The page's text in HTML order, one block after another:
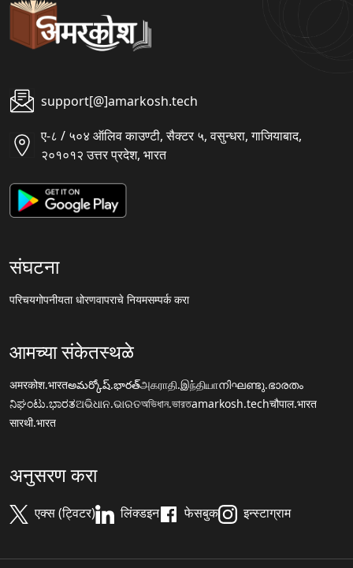
support[@]amarkosh.tech
ए-८ / ५०४ ऑलिव काउण्टी, सैक्टर ५, वसुन्धरा, गाजियाबाद,
२०१०१२ उत्तर प्रदेश, भारत
संघटना
परिचयगोपनीयता धोरणवापराचे नियमसम्पर्क करा
आमच्या संकेतस्थळे
अमरकोश.भारतఅమర్కోష్.భారత్அகராதி.இந்தியாനിഘണ്ടു.ഭാരതം
ನಿಘಂಟು.ಭಾರತଅଭିଧାନ.ଭାରତঅভিধান.ভারতamarkosh.techचौपाल.भारत
सारथी.भारत
अनुसरण करा
एक्स (ट्विटर) लिंक्डइन फेसबुक इन्स्टाग्राम